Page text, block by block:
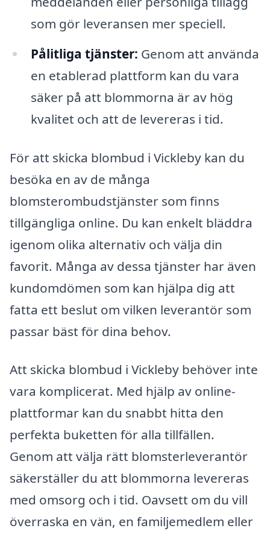
som gör leveransen mer speciell.
Pålitliga tjänster: Genom att använda
en etablerad plattform kan du vara
säker på att blommorna är av hög
kvalitet och att de levereras i tid.
För att skicka blombud i Vickleby kan du
besöka en av de många
blomsterombudstjänster som finns
tillgängliga online. Du kan enkelt bläddra
igenom olika alternativ och välja din
favorit. Många av dessa tjänster har även
kundomdömen som kan hjälpa dig att
fatta ett beslut om vilken leverantör som
passar bäst för dina behov.
Att skicka blombud i Vickleby behöver inte
vara komplicerat. Med hjälp av online-
plattformar kan du snabbt hitta den
perfekta buketten för alla tillfällen.
Genom att välja rätt blomsterleverantör
säkerställer du att blommorna levereras
med omsorg och i tid. Oavsett om du vill
överraska en vän, en familjemedlem eller